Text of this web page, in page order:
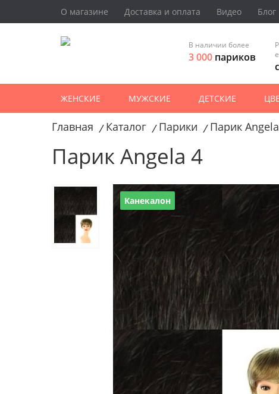
О магазине Доставка и оплата Видео Блог
В наличии более
3 000 париков
ЖЕНСКИЕ МУЖСКИЕ ДЕТСКИЕ
Главная / Каталог / Парики / Парик
Парик Angela 4
Канекалон